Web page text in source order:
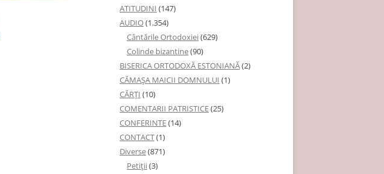
ATITUDINI (147)
AUDIO(1.354)
Cântările Ortodoxiei(629)
Colinde bizantine(90)
BISERICA ORTODOXĂ ESTONIANĂ(2)
CĂMAȘA MAICII DOMNULUI (1)
CĂRȚI (10)
COMENTARII PATRISTICE(25)
CONFERINTE(14)
CONTACT(1)
Diverse(871)
Petiţii(3)